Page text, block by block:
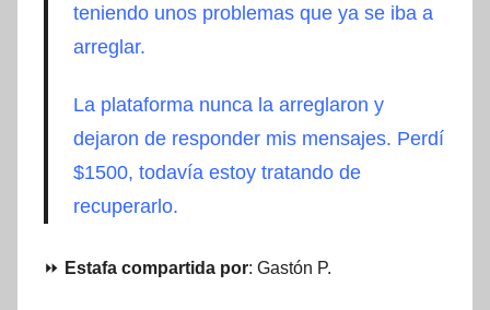
teniendo unos problemas que ya se iba a
arreglar.
La plataforma nunca la arreglaron y
dejaron de responder mis mensajes. Perdí
$1500, todavía estoy tratando de
recuperarlo.
⏩ Estafa compartida por: Gastón P.